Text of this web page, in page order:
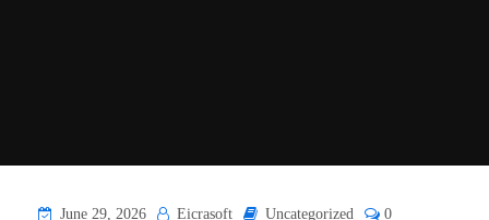
June 29, 2026 Eicrasoft Uncategorized 0